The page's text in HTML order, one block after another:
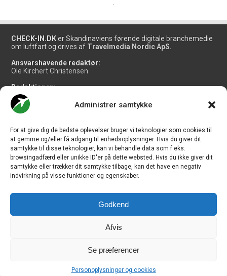
Administrer samtykke
For at give dig de bedste oplevelser bruger vi teknologier som cookies til
at gemme og/eller få adgang til enhedsoplysninger. Hvis du giver dit
samtykke til disse teknologier, kan vi behandle data som f.eks.
browsingadfærd eller unikke ID'er på dette websted. Hvis du ikke giver dit
samtykke eller trækker dit samtykke tilbage, kan det have en negativ
indvirkning på visse funktioner og egenskaber.
Godkend
Afvis
Se præferencer
Personoplysninger og cookies
CHECK-IN.DK er Skandinaviens førende digitale branchemedie
om luftfart og drives af Travelmedia Nordic ApS.
Ansvarshavende redaktør:
Ole Kirchert Christensen
Redaktionen:
Christian Granhøj Skouboe
Henrik Baumgarten
Danny Longhi Andreasen
Salg og jobannoncer:
salg@travelmedianordic.com
Vi tager ansvar for indholdet og er tilmeldt
CVR-nr.: 34 20 20 87 © Copyright 2010-2026 - CHECK-IN.dk